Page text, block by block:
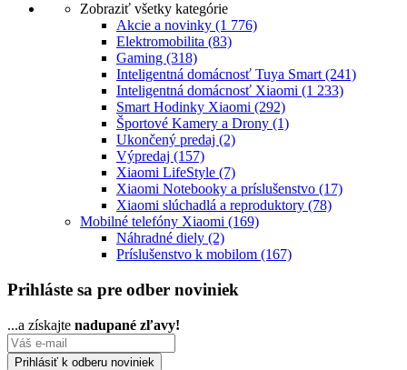
Zobraziť všetky kategórie
Akcie a novinky (1 776)
Elektromobilita (83)
Gaming (318)
Inteligentná domácnosť Tuya Smart (241)
Inteligentná domácnosť Xiaomi (1 233)
Smart Hodinky Xiaomi (292)
Športové Kamery a Drony (1)
Ukončený predaj (2)
Výpredaj (157)
Xiaomi LifeStyle (7)
Xiaomi Notebooky a príslušenstvo (17)
Xiaomi slúchadlá a reproduktory (78)
Mobilné telefóny Xiaomi (169)
Náhradné diely (2)
Príslušenstvo k mobilom (167)
Prihláste sa pre odber noviniek
...a získajte nadupané zľavy!